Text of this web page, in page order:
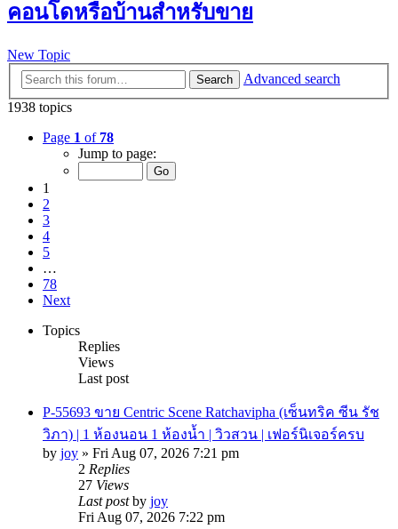
คอนโดหรือบ้านสำหรับขาย
New Topic
Search
Advanced search
1938 topics
Page 1 of 78
Jump to page:
1
2
3
4
5
…
78
Next
Topics
Replies
Views
Last post
P-55693 ขาย Centric Scene Ratchavipha (เซ็นทริค ซีน รัช
วิภา) | 1 ห้องนอน 1 ห้องน้ำ | วิวสวน | เฟอร์นิเจอร์ครบ
by joy » Fri Aug 07, 2026 7:21 pm
2 Replies
27 Views
Last postby joy
Fri Aug 07, 2026 7:22 pm